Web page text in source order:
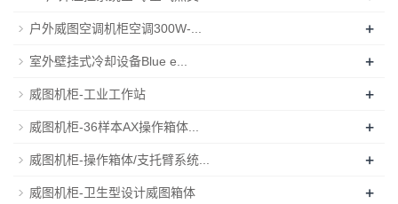
户外威图空调机柜空调300W-... +
室外壁挂式冷却设备Blue e... +
威图机柜-工业工作站 +
威图机柜-36样本AX操作箱体... +
威图机柜-操作箱体/支托臂系统... +
威图机柜-卫生型设计威图箱体 +